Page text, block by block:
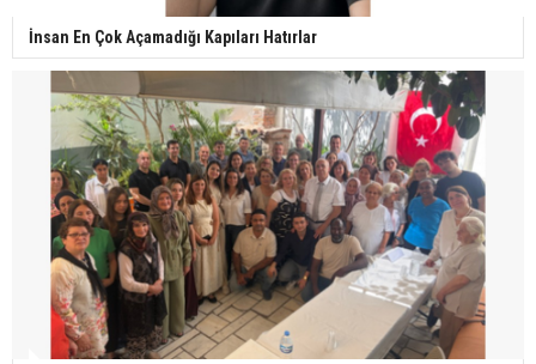
İnsan En Çok Açamadığı Kapıları Hatırlar